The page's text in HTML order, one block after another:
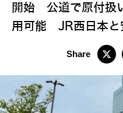
開始 公道で原付扱
用可能 JR西日本と